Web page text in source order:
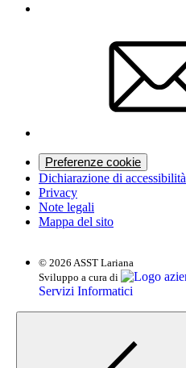
Preferenze cookie
Dichiarazione di accessibilità
Privacy
Note legali
Mappa del sito
© 2026 ASST Lariana
Sviluppo a cura di
Servizi Informatici